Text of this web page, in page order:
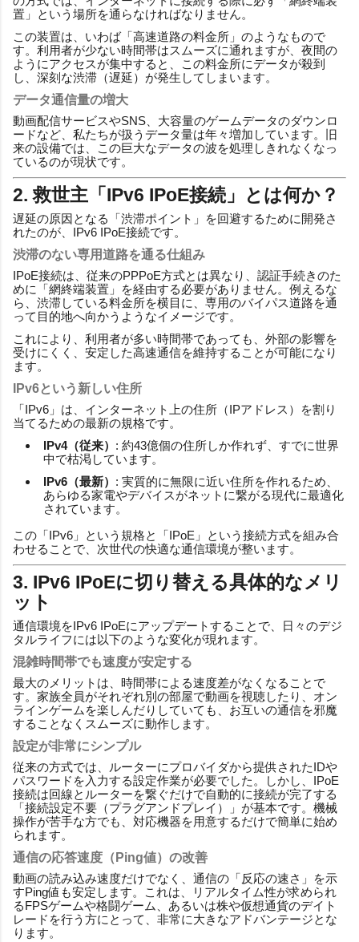
置」という場所を通らなければなりません。
この装置は、いわば「高速道路の料金所」のようなもので
す。利用者が少ない時間帯はスムーズに通れますが、夜間の
ようにアクセスが集中すると、この料金所にデータが殺到
し、深刻な渋滞（遅延）が発生してしまいます。
データ通信量の増大
動画配信サービスやSNS、大容量のゲームデータのダウンロ
ードなど、私たちが扱うデータ量は年々増加しています。旧
来の設備では、この巨大なデータの波を処理しきれなくなっ
ているのが現状です。
2. 救世主「IPv6 IPoE接続」とは何か？
遅延の原因となる「渋滞ポイント」を回避するために開発さ
れたのが、IPv6 IPoE接続です。
渋滞のない専用道路を通る仕組み
IPoE接続は、従来のPPPoE方式とは異なり、認証手続きのた
めに「網終端装置」を経由する必要がありません。例えるな
ら、渋滞している料金所を横目に、専用のバイパス道路を通
って目的地へ向かうようなイメージです。
これにより、利用者が多い時間帯であっても、外部の影響を
受けにくく、安定した高速通信を維持することが可能になり
ます。
IPv6という新しい住所
「IPv6」は、インターネット上の住所（IPアドレス）を割り
当てるための最新の規格です。
IPv4（従来） : 約43億個の住所しか作れず、すでに世界
中で枯渇しています。
IPv6（最新） : 実質的に無限に近い住所を作れるため、
あらゆる家電やデバイスがネットに繋がる現代に最適化
されています。
この「IPv6」という規格と「IPoE」という接続方式を組み合
わせることで、次世代の快適な通信環境が整います。
3. IPv6 IPoEに切り替える具体的なメリ
ット
通信環境をIPv6 IPoEにアップデートすることで、日々のデジ
タルライフには以下のような変化が現れます。
混雑時間帯でも速度が安定する
最大のメリットは、時間帯による速度差がなくなることで
す。家族全員がそれぞれ別の部屋で動画を視聴したり、オン
ラインゲームを楽しんだりしていても、お互いの通信を邪魔
することなくスムーズに動作します。
設定が非常にシンプル
従来の方式では、ルーターにプロバイダから提供されたIDや
パスワードを入力する設定作業が必要でした。しかし、IPoE
接続は回線とルーターを繋ぐだけで自動的に接続が完了する
「接続設定不要（プラグアンドプレイ）」が基本です。機械
操作が苦手な方でも、対応機器を用意するだけで簡単に始め
られます。
通信の応答速度（Ping値）の改善
動画の読み込み速度だけでなく、通信の「反応の速さ」を示
すPing値も安定します。これは、リアルタイム性が求められ
るFPSゲームや格闘ゲーム、あるいは株や仮想通貨のデイト
レードを行う方にとって、非常に大きなアドバンテージとな
ります。